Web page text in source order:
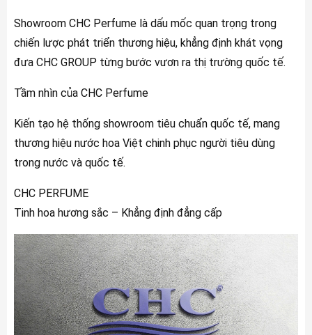
Showroom CHC Perfume là dấu mốc quan trọng trong
chiến lược phát triển thương hiệu, khẳng định khát vọng
đưa CHC GROUP từng bước vươn ra thị trường quốc tế.
Tầm nhìn của CHC Perfume
Kiến tạo hệ thống showroom tiêu chuẩn quốc tế, mang
thương hiệu nước hoa Việt chinh phục người tiêu dùng
trong nước và quốc tế.
CHC PERFUME
Tinh hoa hương sắc – Khẳng định đẳng cấp